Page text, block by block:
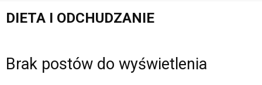
DIETA I ODCHUDZANIE
Brak postów do wyświetlenia